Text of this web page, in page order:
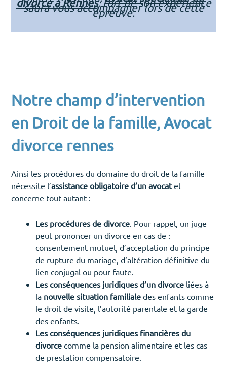
saura vous accompagner lors de cette
épreuve.
Notre champ d’intervention
en Droit de la famille, Avocat
divorce rennes
Ainsi les procédures du domaine du droit de la famille
nécessite l’assistance obligatoire d’un avocatet
concerne tout autant :
Les procédures de divorce . Pour rappel, un juge
peut prononcer un divorce en cas de :
consentement mutuel, d’acceptation du principe
de rupture du mariage, d’altération définitive du
lien conjugal ou pour faute.
Les conséquences juridiques d’un divorce liées à
la nouvelle situation familiale des enfants comme
le droit de visite, l’autorité parentale et la garde
des enfants.
Les conséquences juridiques financières du
divorce comme la pension alimentaire et les cas
de prestation compensatoire.